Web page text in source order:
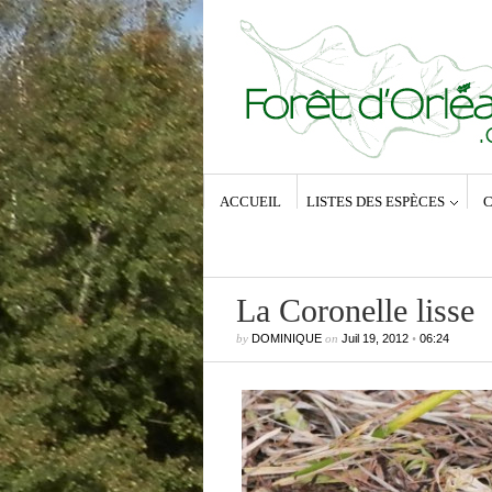
Commentaires récents
1761) – La Coquette
Anne-Lyse MESSAGERdans
pyrina (Linné, 1761) – La Coquette
DominiquedansZeuzera pyrina
1761) – La Coquette
ACCUEIL LISTES DES ESPÈCES
La Coronelle lisse
by DOMINIQUEon Juil 19, 2012• 06:24